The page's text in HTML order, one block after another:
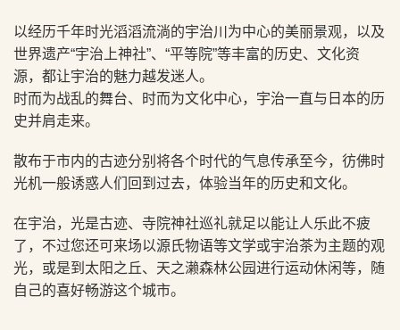
以经历千年时光滔滔流淌的宇治川为中心的美丽景观，以及
世界遗产“宇治上神社”、“平等院”等丰富的历史、文化资
源，都让宇治的魅力越发迷人。
时而为战乱的舞台、时而为文化中心，宇治一直与日本的历
史并肩走来。
散布于市内的古迹分别将各个时代的气息传承至今，彷佛时
光机一般诱惑人们回到过去，体验当年的历史和文化。
在宇治，光是古迹、寺院神社巡礼就足以能让人乐此不疲
了，不过您还可来场以源氏物语等文学或宇治茶为主题的观
光，或是到太阳之丘、天之濑森林公园进行运动休闲等，随
自己的喜好畅游这个城市。